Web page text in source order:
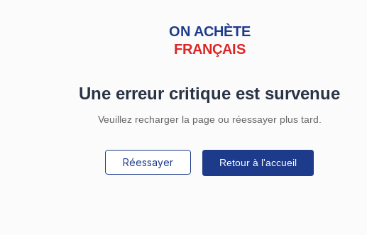
ON ACHÈTE
FRANÇAIS
Une erreur critique est survenue
Veuillez recharger la page ou réessayer plus tard.
Réessayer Retour à l'accueil